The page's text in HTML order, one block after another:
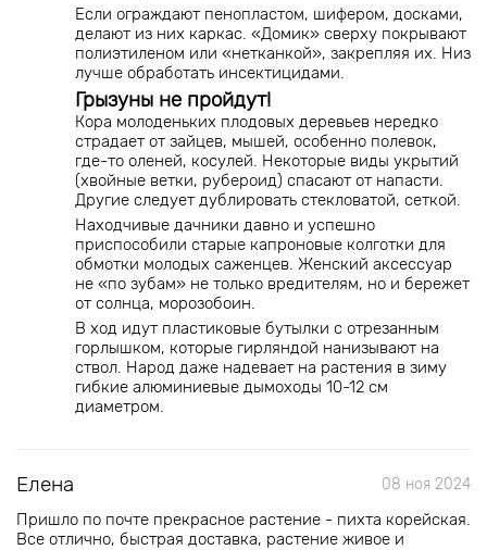
Если ограждают пенопластом, шифером, досками,
делают из них каркас. «Домик» сверху покрывают
полиэтиленом или «нетканкой», закрепляя их. Низ
лучше обработать инсектицидами.
Грызуны не пройдут!
Кора молоденьких плодовых деревьев нередко
страдает от зайцев, мышей, особенно полевок,
где-то оленей, косулей. Некоторые виды укрытий
(хвойные ветки, рубероид) спасают от напасти.
Другие следует дублировать стекловатой, сеткой.
Находчивые дачники давно и успешно
приспособили старые капроновые колготки для
обмотки молодых саженцев. Женский аксессуар
не «по зубам» не только вредителям, но и бережет
от солнца, морозобоин.
В ход идут пластиковые бутылки с отрезанным
горлышком, которые гирляндой нанизывают на
ствол. Народ даже надевает на растения в зиму
гибкие алюминиевые дымоходы 10-12 см
диаметром.
Елена 08 ноя 2024
Пришло по почте прекрасное растение - пихта корейская.
Все отлично, быстрая доставка, растение живое и